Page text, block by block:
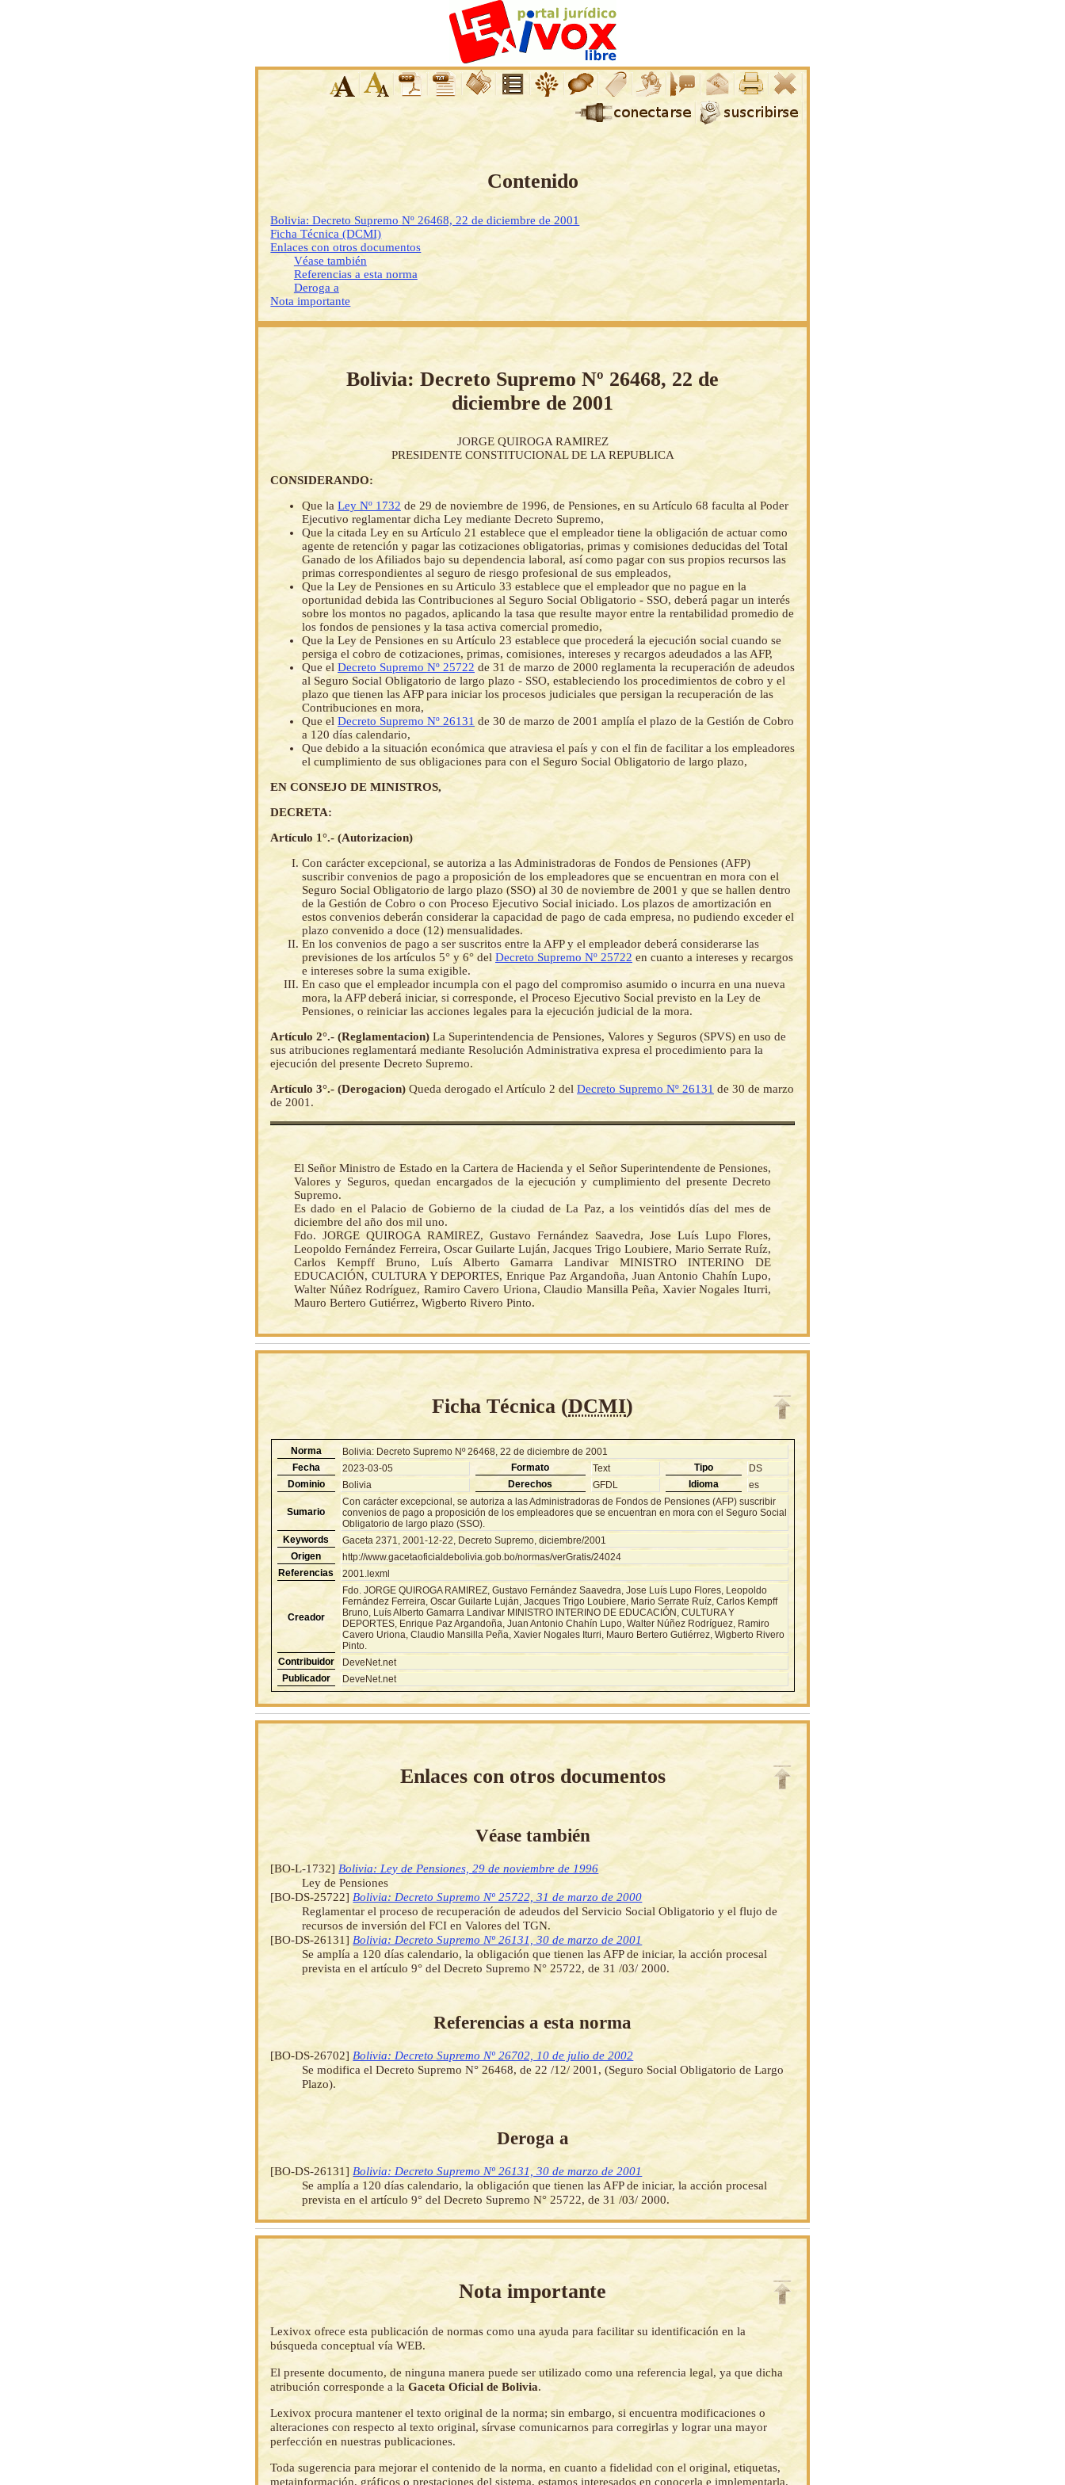
Contenido
Bolivia: Decreto Supremo Nº 26468, 22 de diciembre de 2001
Ficha Técnica (DCMI)
Enlaces con otros documentos
Véase también
Referencias a esta norma
Deroga a
Nota importante
Bolivia: Decreto Supremo Nº 26468, 22 de
diciembre de 2001
JORGE QUIROGA RAMIREZ
PRESIDENTE CONSTITUCIONAL DE LA REPUBLICA
CONSIDERANDO:
Que la Ley Nº 1732 de 29 de noviembre de 1996, de Pensiones, en su Artículo 68 faculta al Poder
Ejecutivo reglamentar dicha Ley mediante Decreto Supremo,
Que la citada Ley en su Artículo 21 establece que el empleador tiene la obligación de actuar como
agente de retención y pagar las cotizaciones obligatorias, primas y comisiones deducidas del Total
Ganado de los Afiliados bajo su dependencia laboral, así como pagar con sus propios recursos las
primas correspondientes al seguro de riesgo profesional de sus empleados,
Que la Ley de Pensiones en su Articulo 33 establece que el empleador que no pague en la
oportunidad debida las Contribuciones al Seguro Social Obligatorio - SSO, deberá pagar un interés
sobre los montos no pagados, aplicando la tasa que resulte mayor entre la rentabilidad promedio de
los fondos de pensiones y la tasa activa comercial promedio,
Que la Ley de Pensiones en su Artículo 23 establece que procederá la ejecución social cuando se
persiga el cobro de cotizaciones, primas, comisiones, intereses y recargos adeudados a las AFP,
Que el Decreto Supremo Nº 25722 de 31 de marzo de 2000 reglamenta la recuperación de adeudos
al Seguro Social Obligatorio de largo plazo - SSO, estableciendo los procedimientos de cobro y el
plazo que tienen las AFP para iniciar los procesos judiciales que persigan la recuperación de las
Contribuciones en mora,
Que el Decreto Supremo Nº 26131 de 30 de marzo de 2001 amplía el plazo de la Gestión de Cobro
a 120 días calendario,
Que debido a la situación económica que atraviesa el país y con el fin de facilitar a los empleadores
el cumplimiento de sus obligaciones para con el Seguro Social Obligatorio de largo plazo,
EN CONSEJO DE MINISTROS,
DECRETA:
Artículo 1°.- (Autorizacion)
Con carácter excepcional, se autoriza a las Administradoras de Fondos de Pensiones (AFP)
suscribir convenios de pago a proposición de los empleadores que se encuentran en mora con el
Seguro Social Obligatorio de largo plazo (SSO) al 30 de noviembre de 2001 y que se hallen dentro
de la Gestión de Cobro o con Proceso Ejecutivo Social iniciado. Los plazos de amortización en
estos convenios deberán considerar la capacidad de pago de cada empresa, no pudiendo exceder el
plazo convenido a doce (12) mensualidades.
En los convenios de pago a ser suscritos entre la AFP y el empleador deberá considerarse las
previsiones de los artículos 5° y 6° del Decreto Supremo Nº 25722 en cuanto a intereses y recargos
e intereses sobre la suma exigible.
En caso que el empleador incumpla con el pago del compromiso asumido o incurra en una nueva
mora, la AFP deberá iniciar, si corresponde, el Proceso Ejecutivo Social previsto en la Ley de
Pensiones, o reiniciar las acciones legales para la ejecución judicial de la mora.
Artículo 2°.- (Reglamentacion) La Superintendencia de Pensiones, Valores y Seguros (SPVS) en uso de
sus atribuciones reglamentará mediante Resolución Administrativa expresa el procedimiento para la
ejecución del presente Decreto Supremo.
Artículo 3°.- (Derogacion) Queda derogado el Artículo 2 del Decreto Supremo Nº 26131 de 30 de marzo
de 2001.
El Señor Ministro de Estado en la Cartera de Hacienda y el Señor Superintendente de Pensiones,
Valores y Seguros, quedan encargados de la ejecución y cumplimiento del presente Decreto
Supremo.
Es dado en el Palacio de Gobierno de la ciudad de La Paz, a los veintidós días del mes de
diciembre del año dos mil uno.
Fdo. JORGE QUIROGA RAMIREZ, Gustavo Fernández Saavedra, Jose Luís Lupo Flores,
Leopoldo Fernández Ferreira, Oscar Guilarte Luján, Jacques Trigo Loubiere, Mario Serrate Ruíz,
Carlos Kempff Bruno, Luís Alberto Gamarra Landivar MINISTRO INTERINO DE
EDUCACIÓN, CULTURA Y DEPORTES, Enrique Paz Argandoña, Juan Antonio Chahín Lupo,
Walter Núñez Rodríguez, Ramiro Cavero Uriona, Claudio Mansilla Peña, Xavier Nogales Iturri,
Mauro Bertero Gutiérrez, Wigberto Rivero Pinto.
Ficha Técnica (DCMI)
Norma
Bolivia: Decreto Supremo Nº 26468, 22 de diciembre de 2001
Fecha
2023-03-05 Formato Text Tipo
DS
Dominio
Bolivia Derechos GFDL Idioma es
Sumario
Con carácter excepcional, se autoriza a las Administradoras de Fondos de Pensiones (AFP) suscribir
convenios de pago a proposición de los empleadores que se encuentran en mora con el Seguro Social
Obligatorio de largo plazo (SSO).
Keywords
Gaceta 2371, 2001-12-22, Decreto Supremo, diciembre/2001
Origen
http://www.gacetaoficialdebolivia.gob.bo/normas/verGratis/24024
Referencias
2001.lexml
Creador
Fdo. JORGE QUIROGA RAMIREZ, Gustavo Fernández Saavedra, Jose Luís Lupo Flores, Leopoldo
Fernández Ferreira, Oscar Guilarte Luján, Jacques Trigo Loubiere, Mario Serrate Ruíz, Carlos Kempff
Bruno, Luís Alberto Gamarra Landivar MINISTRO INTERINO DE EDUCACIÓN, CULTURA Y
DEPORTES, Enrique Paz Argandoña, Juan Antonio Chahín Lupo, Walter Núñez Rodríguez, Ramiro
Cavero Uriona, Claudio Mansilla Peña, Xavier Nogales Iturri, Mauro Bertero Gutiérrez, Wigberto Rivero
Pinto.
Contribuidor
DeveNet.net
Publicador
DeveNet.net
Enlaces con otros documentos
Véase también
[BO-L-1732] Bolivia: Ley de Pensiones, 29 de noviembre de 1996
Ley de Pensiones
[BO-DS-25722] Bolivia: Decreto Supremo Nº 25722, 31 de marzo de 2000
Reglamentar el proceso de recuperación de adeudos del Servicio Social Obligatorio y el flujo de
recursos de inversión del FCI en Valores del TGN.
[BO-DS-26131] Bolivia: Decreto Supremo Nº 26131, 30 de marzo de 2001
Se amplía a 120 días calendario, la obligación que tienen las AFP de iniciar, la acción procesal
prevista en el artículo 9° del Decreto Supremo N° 25722, de 31 /03/ 2000.
Referencias a esta norma
[BO-DS-26702] Bolivia: Decreto Supremo Nº 26702, 10 de julio de 2002
Se modifica el Decreto Supremo N° 26468, de 22 /12/ 2001, (Seguro Social Obligatorio de Largo
Plazo).
Deroga a
[BO-DS-26131] Bolivia: Decreto Supremo Nº 26131, 30 de marzo de 2001
Se amplía a 120 días calendario, la obligación que tienen las AFP de iniciar, la acción procesal
prevista en el artículo 9° del Decreto Supremo N° 25722, de 31 /03/ 2000.
Nota importante
Lexivox ofrece esta publicación de normas como una ayuda para facilitar su identificación en la
búsqueda conceptual vía WEB.
El presente documento, de ninguna manera puede ser utilizado como una referencia legal, ya que dicha
atribución corresponde a laGaceta Oficial de Bolivia.
Lexivox procura mantener el texto original de la norma; sin embargo, si encuentra modificaciones o
alteraciones con respecto al texto original, sírvase comunicarnos para corregirlas y lograr una mayor
perfección en nuestras publicaciones.
Toda sugerencia para mejorar el contenido de la norma, en cuanto a fidelidad con el original, etiquetas,
metainformación, gráficos o prestaciones del sistema, estamos interesados en conocerla e implementarla.